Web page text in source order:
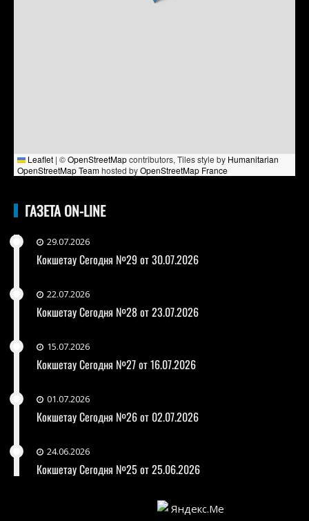
Leaflet | ©OpenStreetMapcontributors, Tiles style by Humanitarian
OpenStreetMap Teamhosted byOpenStreetMap France
ГАЗЕТА ON-LINE
29.07.2026
Кокшетау Сегодня №29 от 30.07.2026
22.07.2026
Кокшетау Сегодня №28 от 23.07.2026
15.07.2026
Кокшетау Сегодня №27 от 16.07.2026
01.07.2026
Кокшетау Сегодня №26 от 02.07.2026
24.06.2026
Кокшетау Сегодня №25 от 25.06.2026